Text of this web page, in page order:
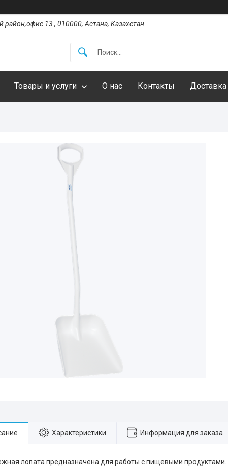
район,офис 13 , 010000, Астана, Казахстан
Товары и услуги О нас Контакты Доставка
Характеристики Информация для заказа
лопата предназначена для работы с пищевыми продуктами.